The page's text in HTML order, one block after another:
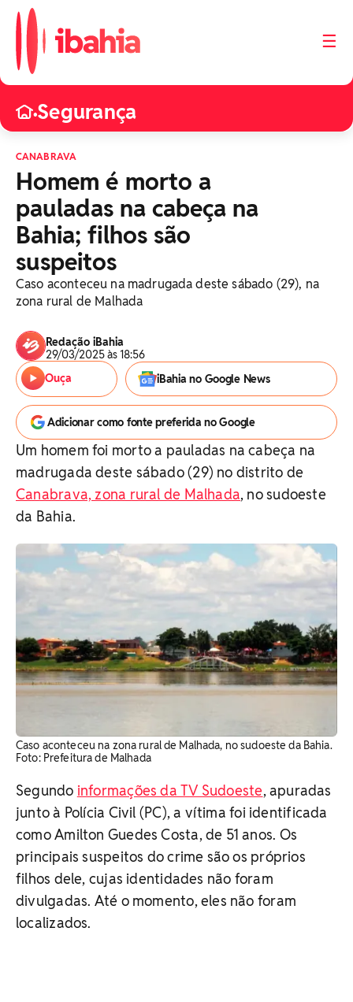
☰
•Segurança
CANABRAVA
Homem é morto a
pauladas na cabeça na
Bahia; filhos são
suspeitos
Caso aconteceu na madrugada deste sábado (29), na
zona rural de Malhada
Redação iBahia
29/03/2025 às 18:56
Ouça
iBahia no Google News
Adicionar como fonte preferida no Google
Um homem foi morto a pauladas na cabeça na
madrugada deste sábado (29) no distrito de
Canabrava, zona rural de Malhada, no sudoeste
da Bahia.
Caso aconteceu na zona rural de Malhada, no sudoeste da Bahia.
Foto: Prefeitura de Malhada
Segundo informações da TV Sudoeste, apuradas
junto à Polícia Civil (PC), a vítima foi identificada
como Amilton Guedes Costa, de 51 anos. Os
principais suspeitos do crime são os próprios
filhos dele, cujas identidades não foram
divulgadas. Até o momento, eles não foram
localizados.